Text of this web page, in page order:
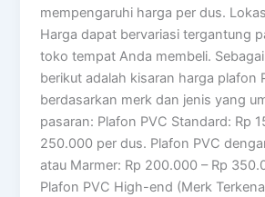
mempengaruhi harga per dus.
Harga dapat bervariasi tergantung
toko tempat Anda membeli.
berikut adalah kisaran harga plafon
berdasarkan merk dan jenis yang
pasaran: Plafon PVC Standard: Rp
250.000 per dus. Plafon PVC
atau Marmer: Rp 200.000 – Rp
Plafon PVC High-end (Merk